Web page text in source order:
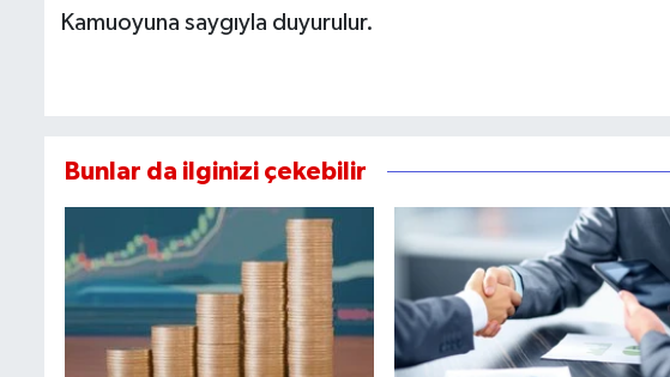
Kamuoyuna saygıyla duyurulur.
Bunlar da ilginizi çekebilir